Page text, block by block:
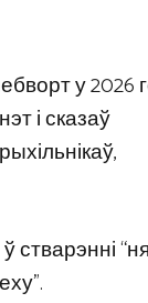
у 2026
і сказаў
стварэнні